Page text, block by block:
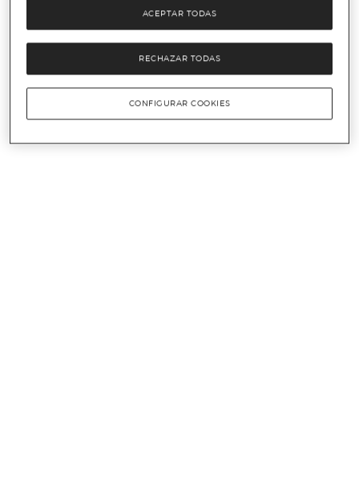
RECHAZAR TODAS
ACEPTAR TODAS
CONFIGURAR COOKIES